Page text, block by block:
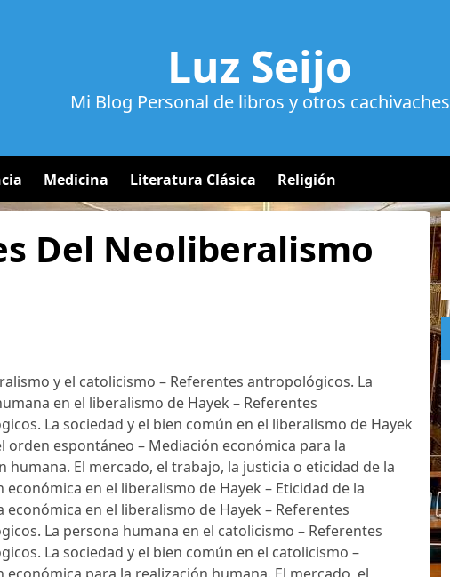
Luz Seijo
Mi Blog Personal de libros y otros cachivaches
Medicina Literatura Clásica Religión
Del Neoliberalismo
y el catolicismo – Referentes antropológicos. La
en el liberalismo de Hayek – Referentes
La sociedad y el bien común en el liberalismo de Hayek
orden espontáneo – Mediación económica para la
humana. El mercado, el trabajo, la justicia o eticidad de la
económica en el liberalismo de Hayek – Eticidad de la
económica en el liberalismo de Hayek – Referentes
La persona humana en el catolicismo – Referentes
La sociedad y el bien común en el catolicismo –